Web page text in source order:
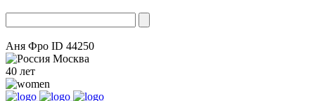
Аня Фро ID 44250
Москва
40 лет